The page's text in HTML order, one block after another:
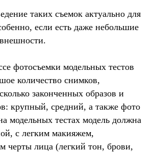
таких съемок актуально для
если есть даже небольшие
фотосъемки модельных тестов
количество снимков,
законченных образов и
крупный, средний, а также фото
модельных тестах модель должна
с легким макияжем,
черты лица (легкий тон, брови,